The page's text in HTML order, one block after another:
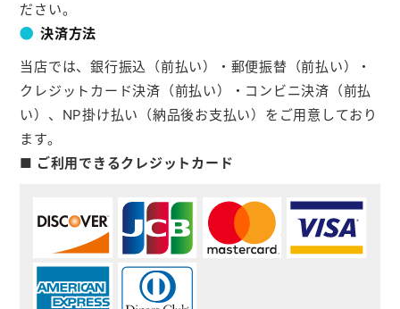
ださい。
決済方法
当店では、銀行振込（前払い）・郵便振替（前払い）・
クレジットカード決済（前払い）・コンビニ決済（前払
い）、NP掛け払い（納品後お支払い）をご用意しており
ます。
■ ご利用できるクレジットカード